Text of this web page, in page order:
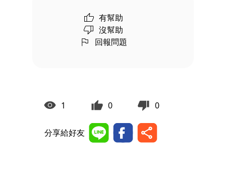
有幫助
沒幫助
回報問題
1 0 0
分享給好友